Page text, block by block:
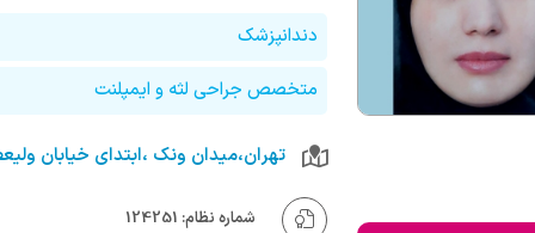
دندانپزشک
متخصص جراحی لثه و ایمپلنت
شماره نظام: 124251